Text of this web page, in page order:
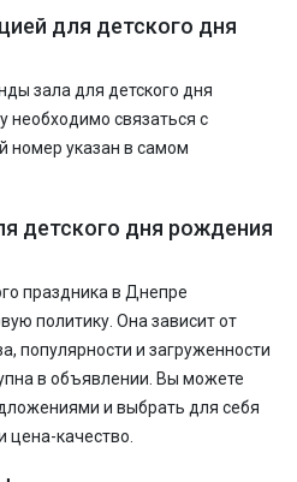
для детского дня
зала для детского дня
необходимо связаться с
номер указан в самом
детского дня рождения
праздника в Днепре
политику. Она зависит от
популярности и загруженности
в объявлении. Вы можете
и выбрать для себя
цена-качество.